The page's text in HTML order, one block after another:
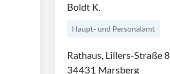
Boldt K.
Haupt- und Personalamt
Rathaus, Lillers-Straße 8
34431 Marsberg